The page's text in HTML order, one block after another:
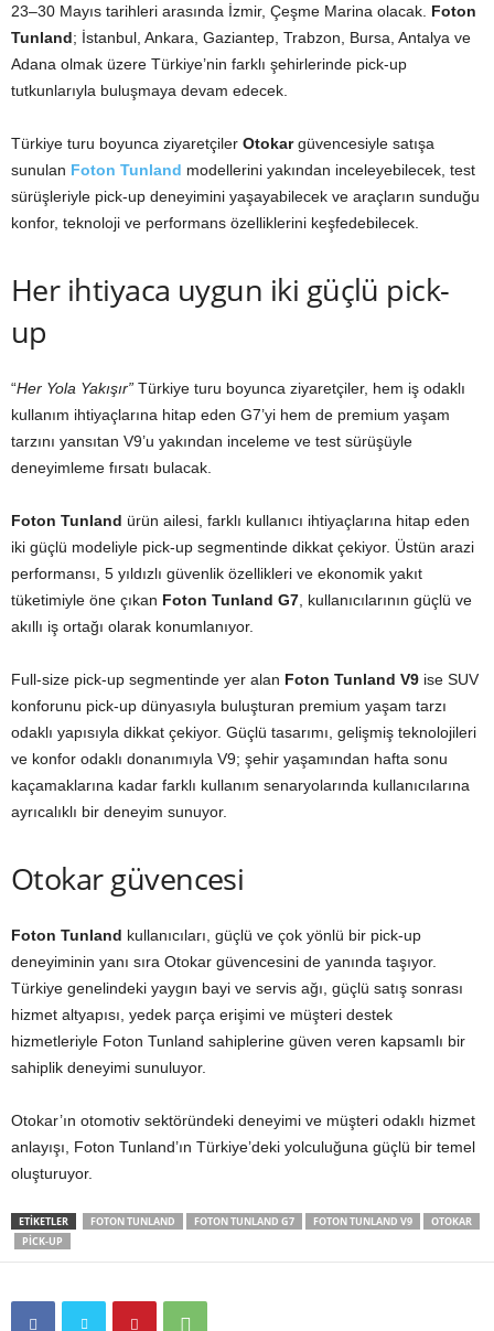
23–30 Mayıs tarihleri arasında İzmir, Çeşme Marina olacak. Foton
Tunland; İstanbul, Ankara, Gaziantep, Trabzon, Bursa, Antalya ve
Adana olmak üzere Türkiye’nin farklı şehirlerinde pick-up
tutkunlarıyla buluşmaya devam edecek.
Türkiye turu boyunca ziyaretçiler Otokargüvencesiyle satışa
sunulan Foton Tunland modellerini yakından inceleyebilecek, test
sürüşleriyle pick-up deneyimini yaşayabilecek ve araçların sunduğu
konfor, teknoloji ve performans özelliklerini keşfedebilecek.
Her ihtiyaca uygun iki güçlü pick-
up
“Her Yola Yakışır” Türkiye turu boyunca ziyaretçiler, hem iş odaklı
kullanım ihtiyaçlarına hitap eden G7’yi hem de premium yaşam
tarzını yansıtan V9’u yakından inceleme ve test sürüşüyle
deneyimleme fırsatı bulacak.
Foton Tunland ürün ailesi, farklı kullanıcı ihtiyaçlarına hitap eden
iki güçlü modeliyle pick-up segmentinde dikkat çekiyor. Üstün arazi
performansı, 5 yıldızlı güvenlik özellikleri ve ekonomik yakıt
tüketimiyle öne çıkan Foton Tunland G7 , kullanıcılarının güçlü ve
akıllı iş ortağı olarak konumlanıyor.
Full-size pick-up segmentinde yer alan Foton Tunland V9 ise SUV
konforunu pick-up dünyasıyla buluşturan premium yaşam tarzı
odaklı yapısıyla dikkat çekiyor. Güçlü tasarımı, gelişmiş teknolojileri
ve konfor odaklı donanımıyla V9; şehir yaşamından hafta sonu
kaçamaklarına kadar farklı kullanım senaryolarında kullanıcılarına
ayrıcalıklı bir deneyim sunuyor.
Otokar güvencesi
Foton Tunland kullanıcıları, güçlü ve çok yönlü bir pick-up
deneyiminin yanı sıra Otokar güvencesini de yanında taşıyor.
Türkiye genelindeki yaygın bayi ve servis ağı, güçlü satış sonrası
hizmet altyapısı, yedek parça erişimi ve müşteri destek
hizmetleriyle Foton Tunland sahiplerine güven veren kapsamlı bir
sahiplik deneyimi sunuluyor.
Otokar’ın otomotiv sektöründeki deneyimi ve müşteri odaklı hizmet
anlayışı, Foton Tunland’ın Türkiye’deki yolculuğuna güçlü bir temel
oluşturuyor.
ETIKETLER FOTON TUNLAND FOTON TUNLAND G7 FOTON TUNLAND V9
OTOKAR
PICK-UP